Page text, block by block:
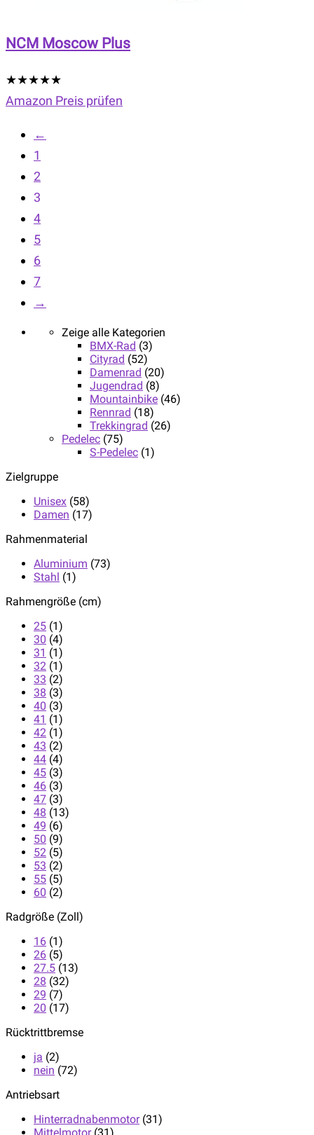
NCM Moscow Plus
★★★★★
Amazon Preis prüfen
←
1
2
3
4
5
6
7
→
Zeige alle Kategorien
BMX-Rad (3)
Cityrad (52)
Damenrad (20)
Jugendrad (8)
Mountainbike (46)
Rennrad (18)
Trekkingrad (26)
Pedelec (75)
S-Pedelec (1)
Zielgruppe
Unisex (58)
Damen (17)
Rahmenmaterial
Aluminium (73)
Stahl (1)
Rahmengröße (cm)
25 (1)
30 (4)
31 (1)
32 (1)
33 (2)
38 (3)
40 (3)
41 (1)
42 (1)
43 (2)
44 (4)
45 (3)
46 (3)
47 (3)
48 (13)
49 (6)
50 (9)
52 (5)
53 (2)
55 (5)
60 (2)
Radgröße (Zoll)
16 (1)
26 (5)
27.5 (13)
28 (32)
29 (7)
20 (17)
Rücktrittbremse
ja (2)
nein (72)
Antriebsart
Hinterradnabenmotor (31)
Mittelmotor (31)